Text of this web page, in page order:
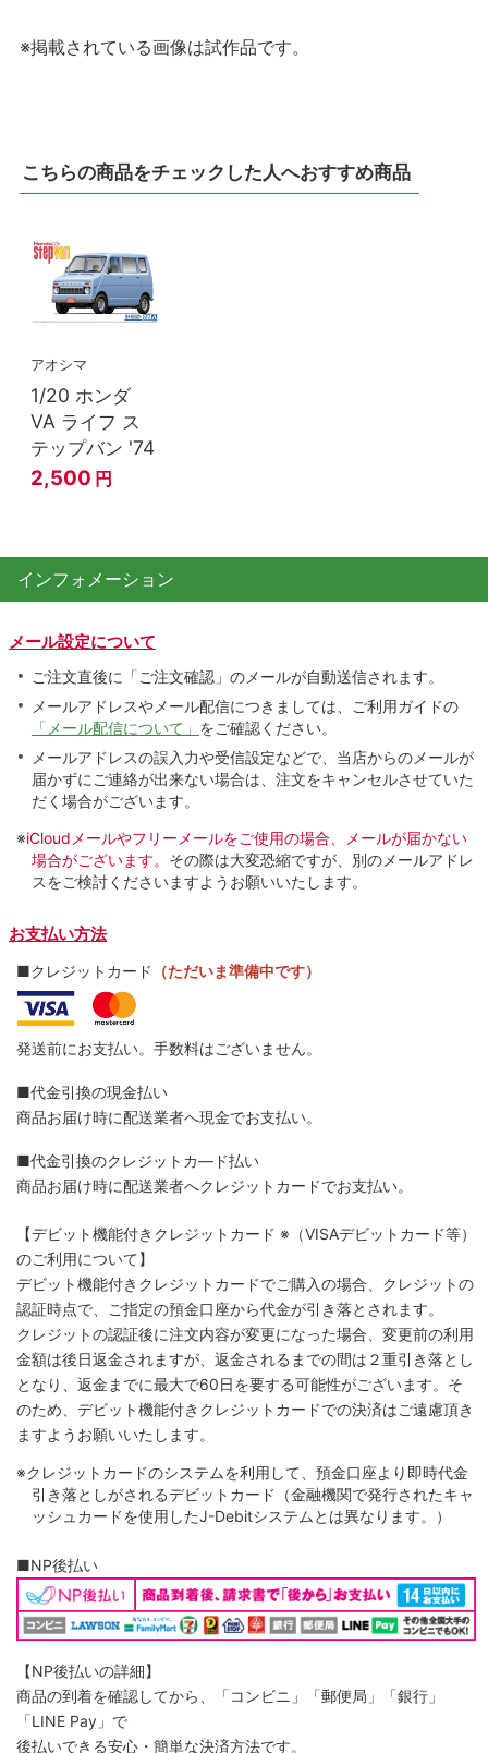
※掲載されている画像は試作品です。
こちらの商品をチェックした人へおすすめ商品
アオシマ
1/20 ホンダ
VA ライフ ス
テップバン '74
2,500 円
インフォメーション
メール設定について
ご注文直後に「ご注文確認」のメールが自動送信されます。
メールアドレスやメール配信につきましては、ご利用ガイドの
「メール配信について」 をご確認ください。
メールアドレスの誤入力や受信設定などで、当店からのメールが
届かずにご連絡が出来ない場合は、注文をキャンセルさせていた
だく場合がございます。
※iCloudメールやフリーメールをご使用の場合、メールが届かない
場合がございます。 その際は大変恐縮ですが、別のメールアドレ
スをご検討くださいますようお願いいたします。
お支払い方法
■クレジットカード （ただいま準備中です）
発送前にお支払い。手数料はございません。
■代金引換の現金払い
商品お届け時に配送業者へ現金でお支払い。
■代金引換のクレジットカ―ド払い
商品お届け時に配送業者へクレジットカードでお支払い。
【デビット機能付きクレジットカード ※（VISAデビットカード等）
のご利用について】
デビット機能付きクレジットカードでご購入の場合、クレジットの
認証時点で、ご指定の預金口座から代金が引き落とされます。
クレジットの認証後に注文内容が変更になった場合、変更前の利用
金額は後日返金されますが、返金されるまでの間は２重引き落とし
となり、返金までに最大で60日を要する可能性がございます。そ
のため、デビット機能付きクレジットカードでの決済はご遠慮頂き
ますようお願いいたします。
※クレジットカードのシステムを利用して、預金口座より即時代金
引き落としがされるデビットカード（金融機関で発行されたキャ
ッシュカードを使用したJ-Debitシステムとは異なります。）
■NP後払い
【NP後払いの詳細】
商品の到着を確認してから、「コンビニ」「郵便局」「銀行」
「LINE Pay」で
後払いできる安心・簡単な決済方法です。